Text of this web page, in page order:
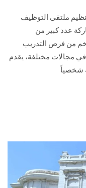
الزائـرون
ملتقى التوظيف
‏لعام 2025، بمشاركة عدد كبير من
من فرص ‏التدريب
مجالات مختلفة، يقدم
شخصياً